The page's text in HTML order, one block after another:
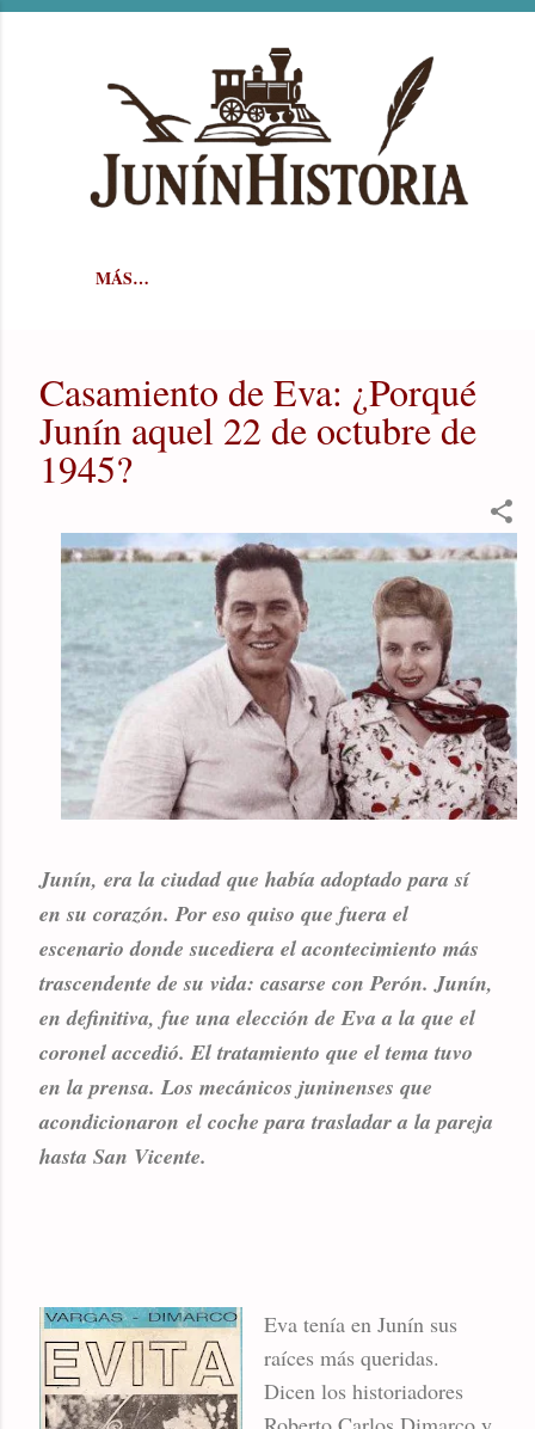
MÁS…
Casamiento de Eva: ¿Porqué
Junín aquel 22 de octubre de
1945?
Junín, era la ciudad que había adoptado para sí
en su corazón. Por eso quiso que fuera el
escenario donde sucediera el acontecimiento más
trascendente de su vida: casarse con Perón. Junín,
en definitiva, fue una elección de Eva a la que el
coronel accedió. El tratamiento que el tema tuvo
en la prensa. Los mecánicos juninenses que
acondicionaron el coche para trasladar a la pareja
hasta San Vicente.
Eva tenía en Junín sus
raíces más queridas.
Dicen los historiadores